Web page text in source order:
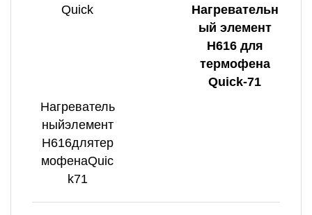
Quick
Нагревательн
ый элемент
H616 для
термофена
Quick-71
Нагреватель
ныйэлемент
H616длятер
мофенаQuic
k71